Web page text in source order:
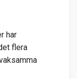
har
flera